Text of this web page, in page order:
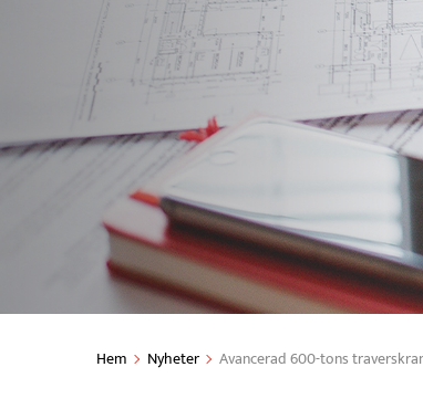
Hem Nyheter Avancerad 600-tons